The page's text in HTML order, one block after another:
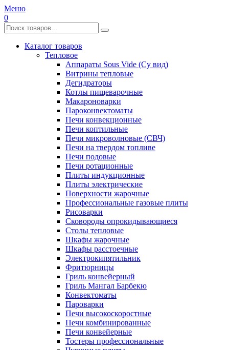
Меню
0
Каталог товаров
Тепловое
Аппараты Sous Vide (Су вид)
Витрины тепловые
Дегидраторы
Котлы пищеварочные
Макароноварки
Пароконвектоматы
Печи конвекционные
Печи коптильные
Печи микроволновые (СВЧ)
Печи на твердом топливе
Печи подовые
Печи ротационные
Плиты индукционные
Плиты электрические
Поверхности жарочные
Профессиональные газовые плиты
Рисоварки
Сковороды опрокидывающиеся
Столы тепловые
Шкафы жарочные
Шкафы расстоечные
Электрокипятильник
Фритюрницы
Гриль конвейерный
Гриль Мангал Барбекю
Конвектоматы
Пароварки
Печи высокоскоростные
Печи комбинированные
Печи конвейерные
Тостеры профессиональные